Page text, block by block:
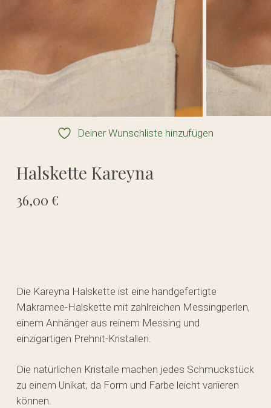
Deiner Wunschliste hinzufügen
Halskette Kareyna
36,00 €
Die Kareyna Halskette ist eine handgefertigte
Makramee-Halskette mit zahlreichen Messingperlen,
einem Anhänger aus reinem Messing und
einzigartigen Prehnit-Kristallen.
Die natürlichen Kristalle machen jedes Schmuckstück
zu einem Unikat, da Form und Farbe leicht variieren
können.